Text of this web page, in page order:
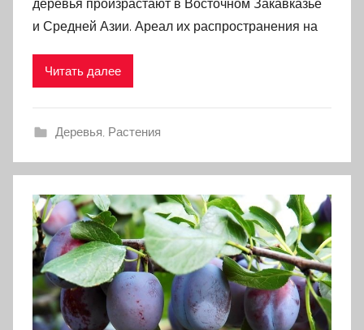
деревья произрастают в Восточном Закавказье
и Средней Азии. Ареал их распространения на
Читать далее
Деревья, Растения